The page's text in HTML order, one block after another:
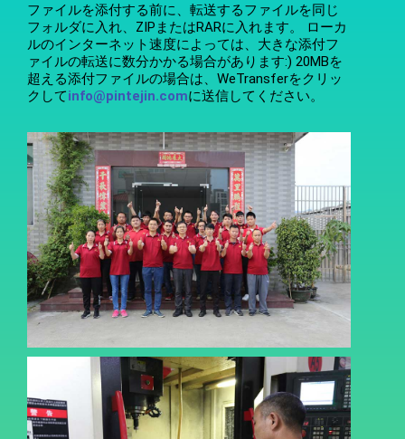
ファイルを添付する前に、転送するファイルを同じ
フォルダに入れ、ZIPまたはRARに入れます。 ローカ
ルのインターネット速度によっては、大きな添付フ
ァイルの転送に数分かかる場合があります:) 20MBを
超える添付ファイルの場合は、WeTransferをクリッ
クしてinfo@pintejin.comに送信してください。